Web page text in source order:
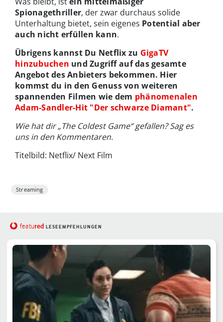
Spionagethriller, der zwar durchaus solide
Unterhaltung bietet, sein eigenes Potential aber
auch nicht erfüllen kann.
Übrigens kannst Du Netflix zu GigaTV
hinzubuchen und Zugriff auf das gesamte
Angebot des Anbieters bekommen. Hier
kommst du in den Genuss von weiteren
spannenden Filmen wie dem phänomenalen
Adam-Sandler-Hit "Der schwarze Diamant".
Wie hat dir „The Coldest Game“ gefallen? Sag es
uns in den Kommentaren.
Titelbild: Netflix/ Next Film
Streaming
featured LESEEMPFEHLUNGEN